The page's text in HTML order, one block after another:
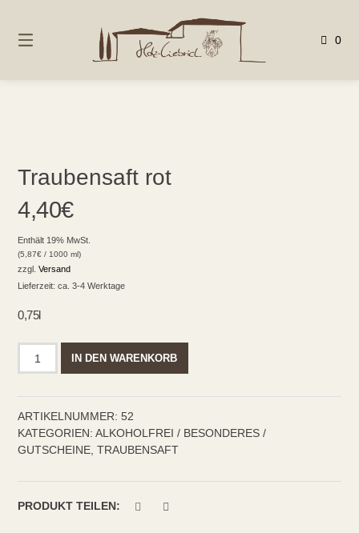
zum
0
Traubensaft rot
4,40€
Enthält 19% MwSt.
(5,87€ / 1000 ml)
zzgl.Versand
Lieferzeit: ca. 3-4 Werktage
0,75l
IN DEN WARENKORB
ARTIKELNUMMER: 52
KATEGORIEN: ALKOHOLFREI / BESONDERES /
GUTSCHEINE,TRAUBENSAFT
PRODUKT TEILEN: